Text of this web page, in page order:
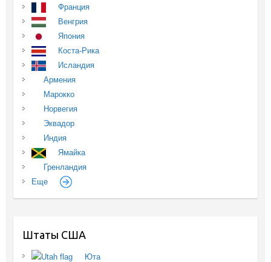
Франция
Венгрия
Япония
Коста-Рика
Исландия
Армения
Марокко
Норвегия
Эквадор
Индия
Ямайка
Гренландия
Еще
Штаты США
Юта